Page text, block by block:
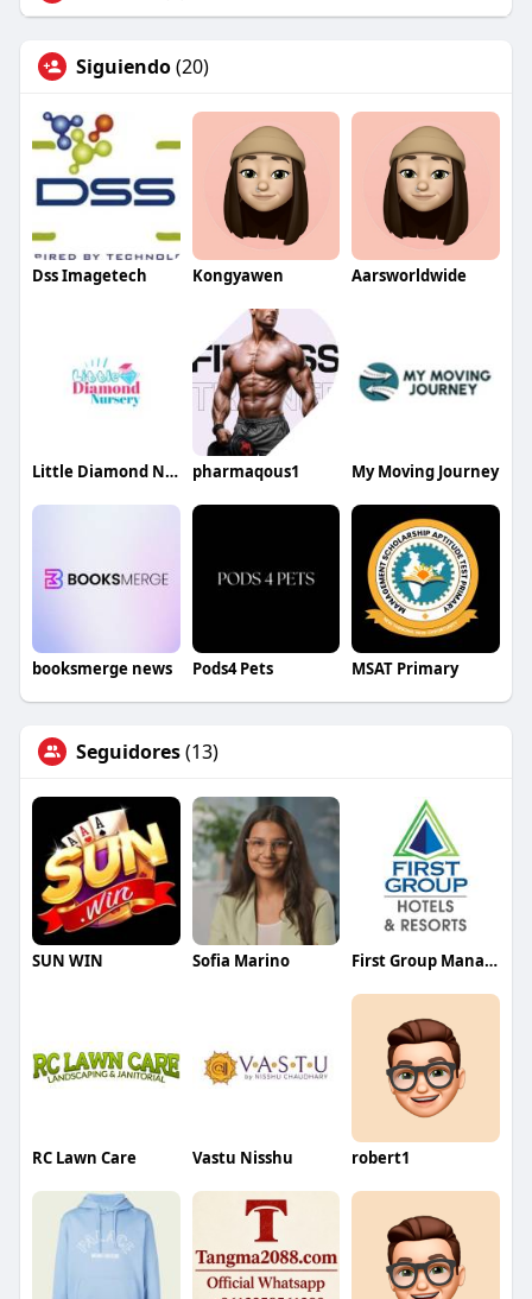
Siguiendo(20)
Dss Imagetech Kongyawen Aarsworldwide
Little Diamond Nursery pharmaqous1 My Moving Journey
booksmerge news Pods4 Pets MSAT Primary
Seguidores(13)
SUN WIN Sofia Marino First Group Management
RC Lawn Care Vastu Nisshu robert1